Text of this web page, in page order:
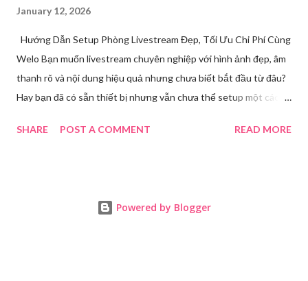
January 12, 2026
Hướng Dẫn Setup Phòng Livestream Đẹp, Tối Ưu Chi Phí Cùng
Welo Bạn muốn livestream chuyên nghiệp với hình ảnh đẹp, âm
thanh rõ và nội dung hiệu quả nhưng chưa biết bắt đầu từ đâu?
Hay bạn đã có sẵn thiết bị nhưng vẫn chưa thể setup một cách
dẫn thực tế cùng giải pháp toàn diện dành cho bạn. Welo sẽ
Sao Cần Setup Phòng Livestream Chuyên Nghiệp? Livestream
SHARE POST A COMMENT READ MORE
Powered by Blogger